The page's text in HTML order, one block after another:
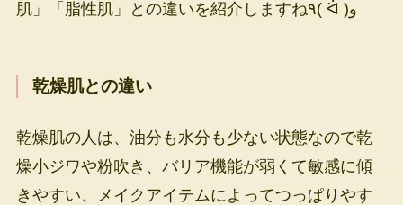
肌」「脂性肌」との違いを紹介しますね٩( ᐛ )و
乾燥肌との違い
乾燥肌の人は、油分も水分も少ない状態なので乾
燥小ジワや粉吹き、バリア機能が弱くて敏感に傾
きやすい、メイクアイテムによってつっぱりやす